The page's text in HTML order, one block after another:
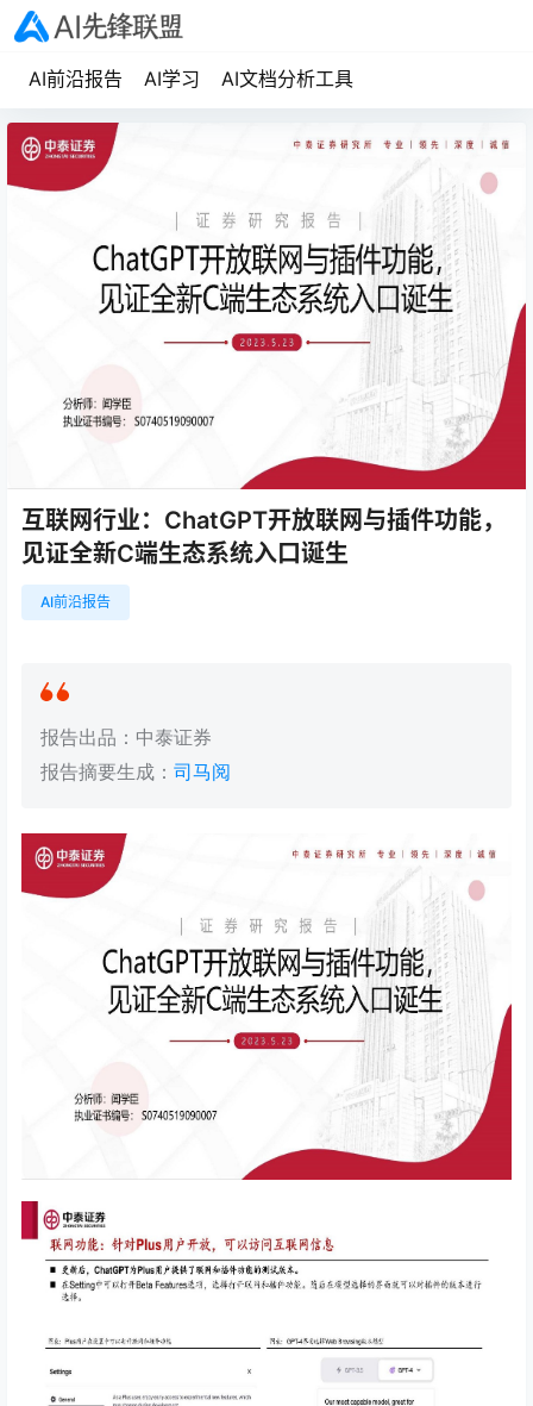
AI前沿报告 AI学习 AI文档分析工具
互联网行业：ChatGPT开放联网与插件功能，
见证全新C端生态系统入口诞生
AI前沿报告
报告出品：中泰证券
报告摘要生成： 司马阅